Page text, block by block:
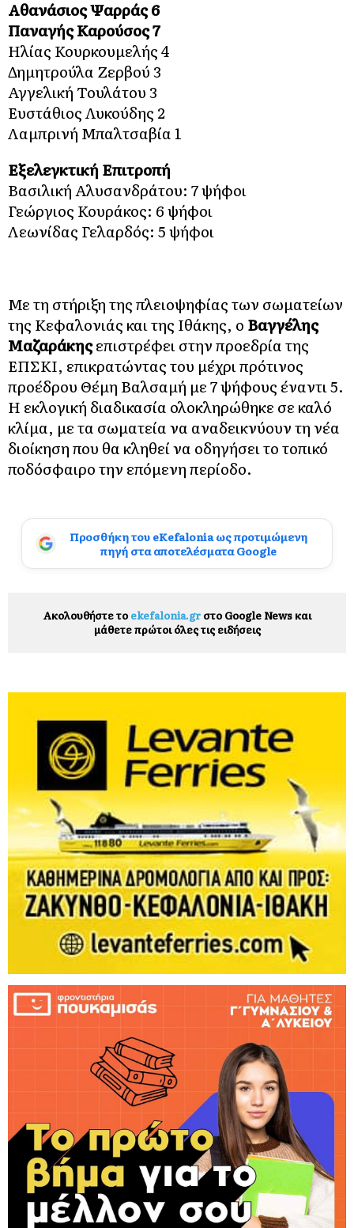
Αθανάσιος Ψαρράς 6
Παναγής Καρούσος 7
Ηλίας Κουρκουμελής 4
Δημητρούλα Ζερβού 3
Αγγελική Τουλάτου 3
Ευστάθιος Λυκούδης 2
Λαμπρινή Μπαλτσαβία 1
Εξελεγκτική Επιτροπή
Βασιλική Αλυσανδράτου: 7 ψήφοι
Γεώργιος Κουράκος: 6 ψήφοι
Λεωνίδας Γελαρδός: 5 ψήφοι
Με τη στήριξη της πλειοψηφίας των σωματείων
της Κεφαλονιάς και της Ιθάκης, ο Βαγγέλης
Μαζαράκηςεπιστρέφει στην προεδρία της
ΕΠΣΚΙ, επικρατώντας του μέχρι πρότινος
προέδρου Θέμη Βαλσαμή με 7 ψήφους έναντι 5.
Η εκλογική διαδικασία ολοκληρώθηκε σε καλό
κλίμα, με τα σωματεία να αναδεικνύουν τη νέα
διοίκηση που θα κληθεί να οδηγήσει το τοπικό
ποδόσφαιρο την επόμενη περίοδο.
Προσθήκη του eKefalonia ως προτιμώμενη
πηγή στα αποτελέσματα Google
Ακολουθήστε το ekefalonia.grστο Google News και
μάθετε πρώτοι όλες τις ειδήσεις